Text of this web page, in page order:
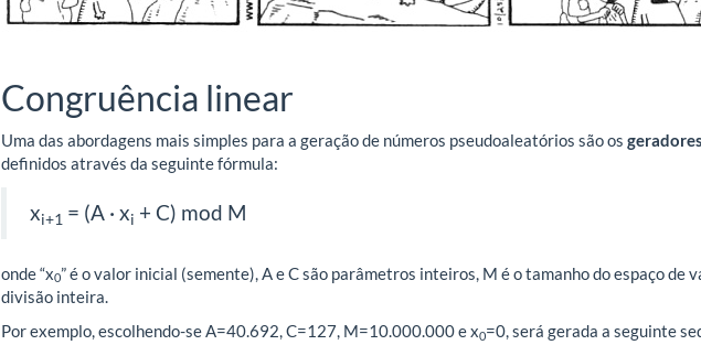
Congruência linear
Uma das abordagens mais simples para a geração de números pseudoaleatórios são os
definidos através da seguinte fórmula:
xi+1 = (A · xi + C) mod M
onde “x0” é o valor inicial (semente), A e C são parâmetros inteiros, M é o tamanho do espaço de
divisão inteira.
Por exemplo, escolhendo-se A=40.692, C=127, M=10.000.000 e x0=0, será gerada a seguinte